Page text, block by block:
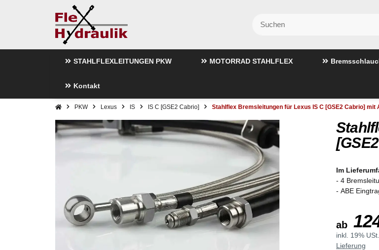
STAHLFLEXLEITUNGEN PKW MOTORRAD STAHLFLEX
Kontakt
PKW Lexus IS IS C [GSE2 Cabrio] Stahlflex Bremsleitungen für Lexus IS C [GSE2 Cabrio] mit
Im
- 4
- ABE
ab
inkl. 19% USt.
Lieferung